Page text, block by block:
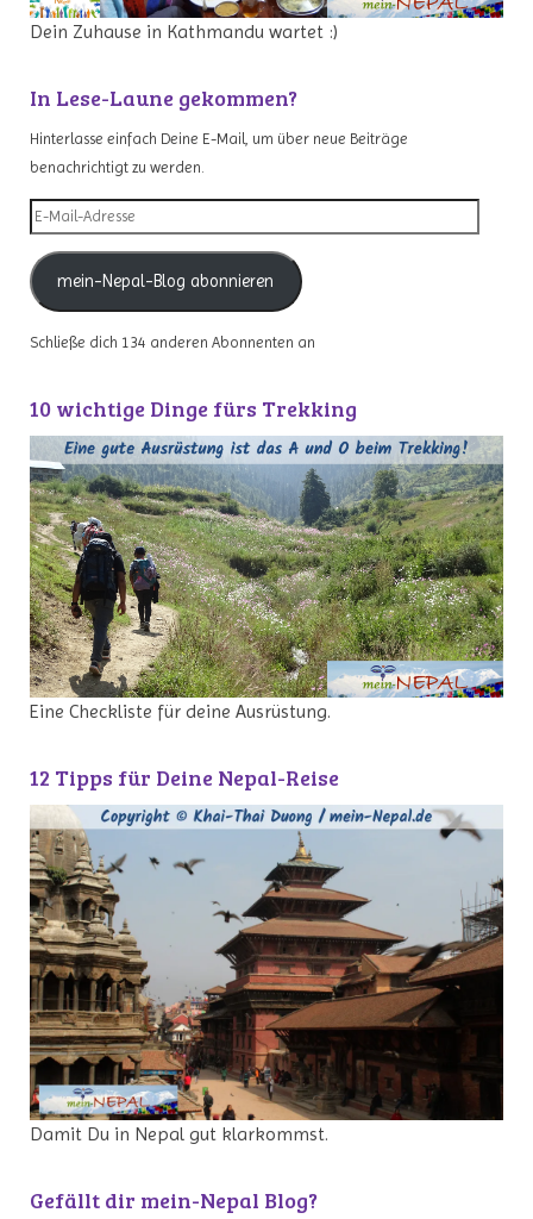
Dein Zuhause in Kathmandu wartet :)
In Lese-Laune gekommen?
Hinterlasse einfach Deine E-Mail, um über neue Beiträge
benachrichtigt zu werden.
E-
Mail-
Adresse
mein-Nepal-Blog abonnieren
Schließe dich 134 anderen Abonnenten an
10 wichtige Dinge fürs Trekking
Eine Checkliste für deine Ausrüstung.
12 Tipps für Deine Nepal-Reise
Damit Du in Nepal gut klarkommst.
Gefällt dir mein-Nepal Blog?